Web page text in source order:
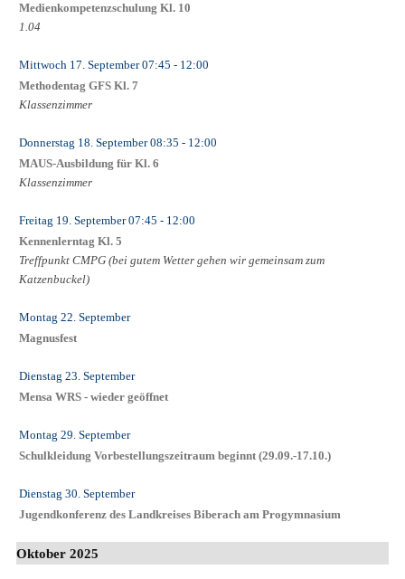
Medienkompetenzschulung Kl. 10
1.04
Mittwoch 17. September07:45 - 12:00
Methodentag GFS Kl. 7
Klassenzimmer
Donnerstag 18. September08:35 - 12:00
MAUS-Ausbildung für Kl. 6
Klassenzimmer
Freitag 19. September07:45 - 12:00
Kennenlerntag Kl. 5
Treffpunkt CMPG (bei gutem Wetter gehen wir gemeinsam zum
Katzenbuckel)
Montag 22. September
Magnusfest
Dienstag 23. September
Mensa WRS - wieder geöffnet
Montag 29. September
Schulkleidung Vorbestellungszeitraum beginnt (29.09.-17.10.)
Dienstag 30. September
Jugendkonferenz des Landkreises Biberach am Progymnasium
Oktober 2025